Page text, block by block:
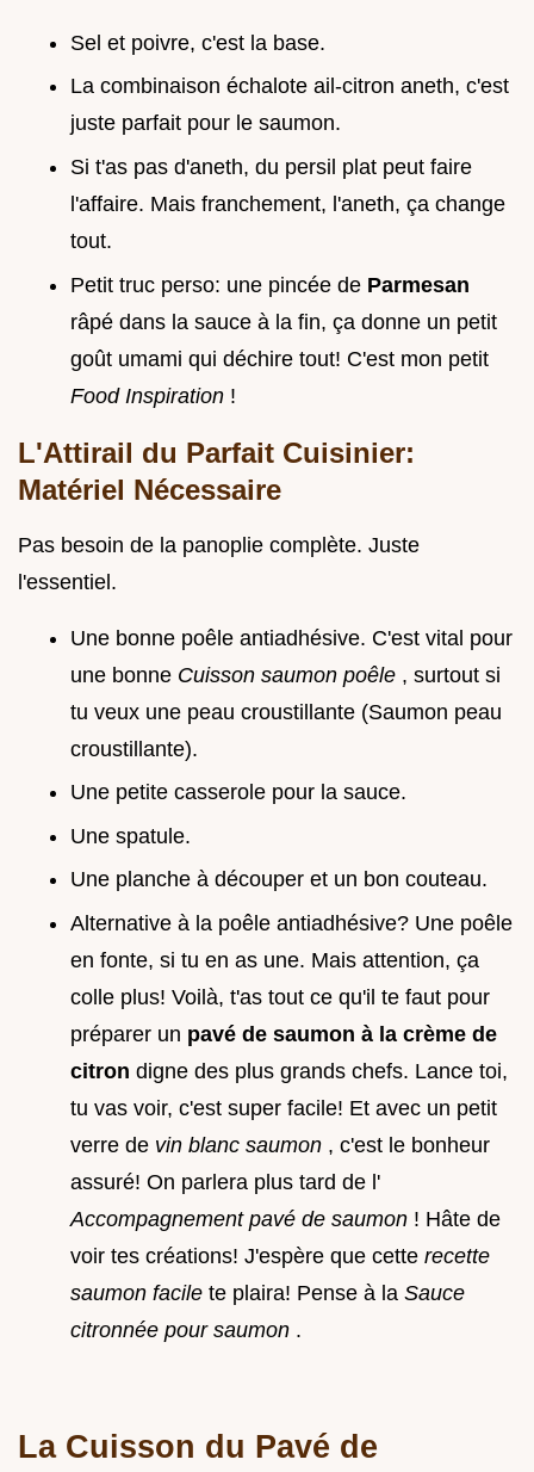
Sel et poivre, c'est la base.
La combinaison échalote ail-citron aneth, c'est
juste parfait pour le saumon.
Si t'as pas d'aneth, du persil plat peut faire
l'affaire. Mais franchement, l'aneth, ça change
tout.
Petit truc perso: une pincée de Parmesan
râpé dans la sauce à la fin, ça donne un petit
goût umami qui déchire tout! C'est mon petit
Food Inspiration !
L'Attirail du Parfait Cuisinier:
Matériel Nécessaire
Pas besoin de la panoplie complète. Juste
l'essentiel.
Une bonne poêle antiadhésive. C'est vital pour
une bonne Cuisson saumon poêle , surtout si
tu veux une peau croustillante (Saumon peau
croustillante).
Une petite casserole pour la sauce.
Une spatule.
Une planche à découper et un bon couteau.
Alternative à la poêle antiadhésive? Une poêle
en fonte, si tu en as une. Mais attention, ça
colle plus! Voilà, t'as tout ce qu'il te faut pour
préparer un pavé de saumon à la crème de
citron digne des plus grands chefs. Lance toi,
tu vas voir, c'est super facile! Et avec un petit
verre de vin blanc saumon , c'est le bonheur
assuré! On parlera plus tard de l'
Accompagnement pavé de saumon ! Hâte de
voir tes créations! J'espère que cette recette
saumon facile te plaira! Pense à la Sauce
citronnée pour saumon .
La Cuisson du Pavé de